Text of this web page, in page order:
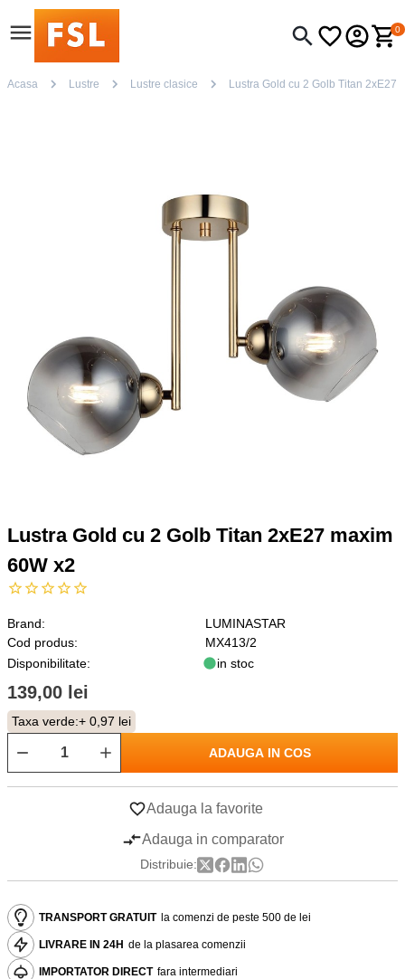
0
Acasa Lustre Lustre clasice Lustra Gold cu 2 Golb Titan 2xE27
Lustra Gold cu 2 Golb Titan 2xE27 maxim
60W x2
Brand:
LUMINASTAR
Cod produs:
MX413/2
Disponibilitate:
in stoc
139,00 lei
Taxa verde:+ 0,97 lei
ADAUGA IN COS
Adauga la favorite
Adauga in comparator
Distribuie:
TRANSPORT GRATUIT la comenzi de peste 500 de lei
LIVRARE IN 24H de la plasarea comenzii
IMPORTATOR DIRECT fara intermediari